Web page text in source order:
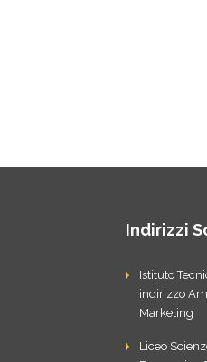
Indirizzi
Istituto
indirizzo
Marketing
Liceo